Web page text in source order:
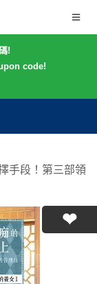
!
code!
手段！第三部領